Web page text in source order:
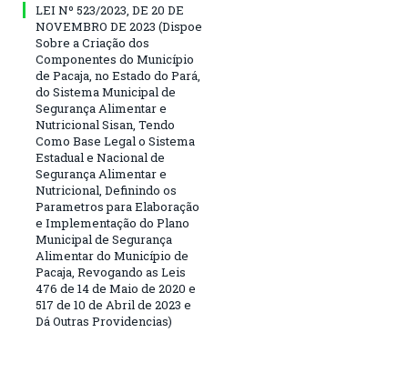
LEI Nº 523/2023, DE 20 DE
NOVEMBRO DE 2023 (Dispoe
Sobre a Criação dos
Componentes do Município
de Pacaja, no Estado do Pará,
do Sistema Municipal de
Segurança Alimentar e
Nutricional Sisan, Tendo
Como Base Legal o Sistema
Estadual e Nacional de
Segurança Alimentar e
Nutricional, Definindo os
Parametros para Elaboração
e Implementação do Plano
Municipal de Segurança
Alimentar do Município de
Pacaja, Revogando as Leis
476 de 14 de Maio de 2020 e
517 de 10 de Abril de 2023 e
Dá Outras Providencias)